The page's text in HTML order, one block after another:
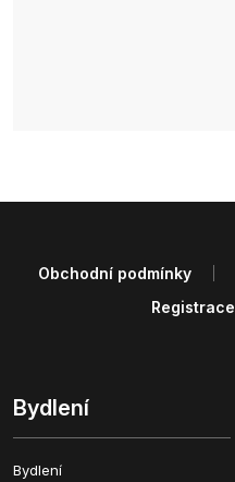
Bydlení
Bydlení
Obchodní podmínky
Registrace